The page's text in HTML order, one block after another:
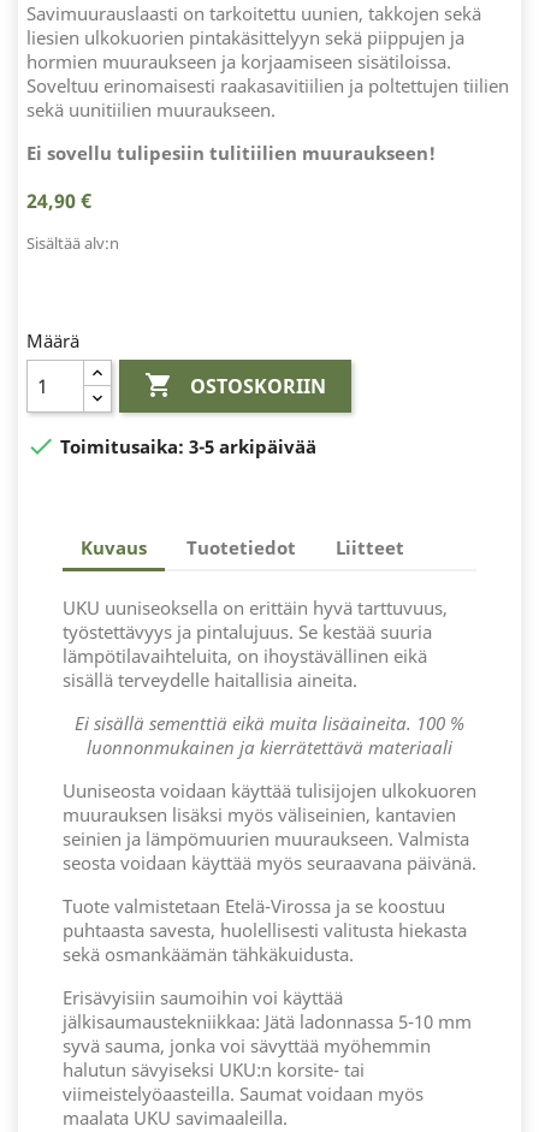
Savimuurauslaasti on tarkoitettu uunien, takkojen sekä
liesien ulkokuorien pintakäsittelyyn sekä piippujen ja
hormien muuraukseen ja korjaamiseen sisätiloissa.
Soveltuu erinomaisesti raakasavitiilien ja poltettujen tiilien
sekä uunitiilien muuraukseen.
Ei sovellu tulipesiin tulitiilien muuraukseen!
24,90 €
Sisältää alv:n
Määrä
 OSTOSKORIIN
 Toimitusaika: 3-5 arkipäivää
Kuvaus Tuotetiedot Liitteet
UKU uuniseoksella on erittäin hyvä tarttuvuus,
työstettävyys ja pintalujuus. Se kestää suuria
lämpötilavaihteluita, on ihoystävällinen eikä
sisällä terveydelle haitallisia aineita.
Ei sisällä sementtiä eikä muita lisäaineita. 100 %
luonnonmukainen ja kierrätettävä materiaali
Uuniseosta voidaan käyttää tulisijojen ulkokuoren
muurauksen lisäksi myös väliseinien, kantavien
seinien ja lämpömuurien muuraukseen. Valmista
seosta voidaan käyttää myös seuraavana päivänä.
Tuote valmistetaan Etelä-Virossa ja se koostuu
puhtaasta savesta, huolellisesti valitusta hiekasta
sekä osmankäämän tähkäkuidusta.
Erisävyisiin saumoihin voi käyttää
jälkisaumaustekniikkaa: Jätä ladonnassa 5-10 mm
syvä sauma, jonka voi sävyttää myöhemmin
halutun sävyiseksi UKU:n korsite- tai
viimeistelyöaasteilla. Saumat voidaan myös
maalata UKU savimaaleilla.